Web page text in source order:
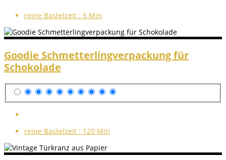
reine Bastelzeit : 5 Min
Goodie Schmetterlingverpackung für
Schokolade
reine Bastelzeit : 120 Min